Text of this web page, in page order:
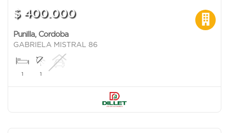
$ 400.000
Punilla, Cordoba
GABRIELA MISTRAL 86
1 1